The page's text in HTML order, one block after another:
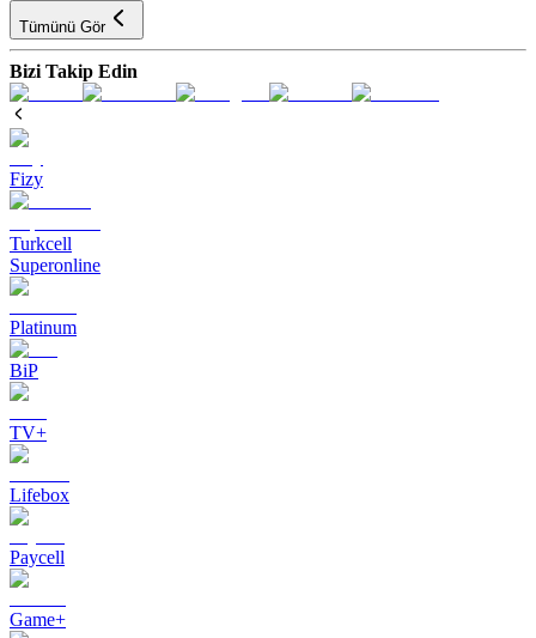
Tümünü Gör
Bizi Takip Edin
Fizy
Turkcell
Superonline
Platinum
BiP
TV+
Lifebox
Paycell
Game+